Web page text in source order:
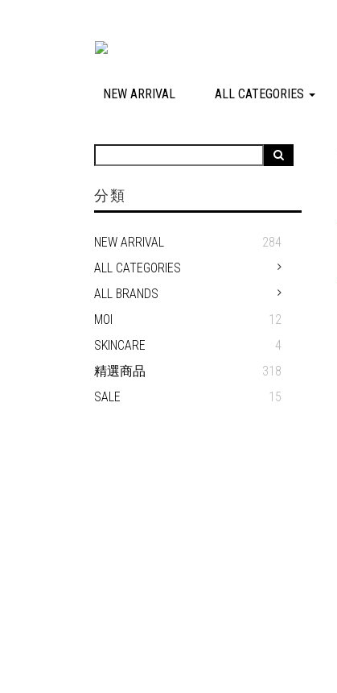
NEW ARRIVAL ALL CATEGORIES
分類
NEW ARRIVAL
284
ALL CATEGORIES
ALL BRANDS
MOI
12
SKINCARE
4
精選商品
318
SALE
15